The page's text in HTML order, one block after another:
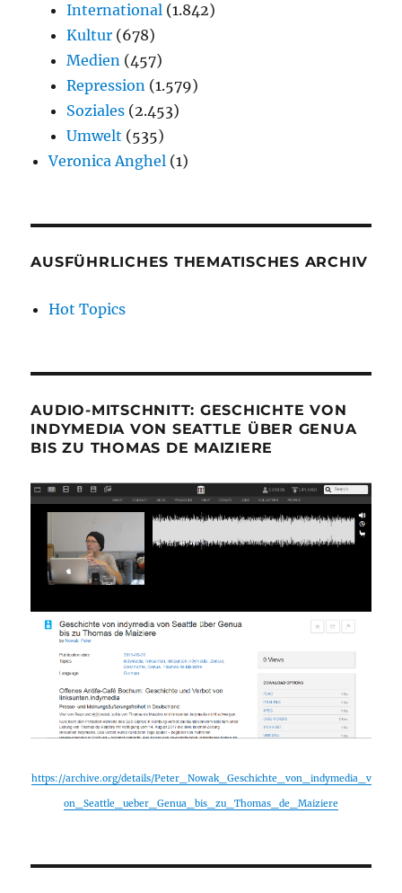
International (1.842)
Kultur (678)
Medien (457)
Repression (1.579)
Soziales (2.453)
Umwelt (535)
Veronica Anghel (1)
AUSFÜHRLICHES THEMATISCHES ARCHIV
Hot Topics
AUDIO-MITSCHNITT: GESCHICHTE VON
INDYMEDIA VON SEATTLE ÜBER GENUA
BIS ZU THOMAS DE MAIZIERE
https://archive.org/details/Peter_Nowak_Geschichte_von_indymedia_v
on_Seattle_ueber_Genua_bis_zu_Thomas_de_Maiziere